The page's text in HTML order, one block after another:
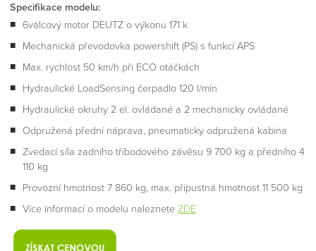
Specifikace modelu:
6válcový motor DEUTZ o výkonu 171 k
Mechanická převodovka powershift (PS) s funkcí APS
Max. rychlost 50 km/h při ECO otáčkách
Hydraulické LoadSensing čerpadlo 120 l/min
Hydraulické okruhy 2 el. ovládané a 2 mechanicky ovládané
Odpružená přední náprava, pneumaticky odpružená kabina
Zvedací síla zadního tříbodového závěsu 9 700 kg a předního 4
110 kg
Provozní hmotnost 7 860 kg, max. přípustná hmotnost 11 500 kg
Více informací o modelu naleznete ZDE